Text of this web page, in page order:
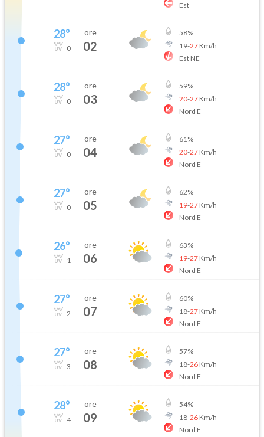
Est
28°
0
ore
02
58%
19-27Km/h
Est NE
28°
0
ore
03
59%
20-27Km/h
Nord E
27°
0
ore
04
61%
20-27Km/h
Nord E
27°
0
ore
05
62%
19-27Km/h
Nord E
26°
1
ore
06
63%
19-27Km/h
Nord E
27°
2
ore
07
60%
18-27Km/h
Nord E
27°
3
ore
08
57%
18-26Km/h
Nord E
28°
4
ore
09
54%
18-26Km/h
Nord E